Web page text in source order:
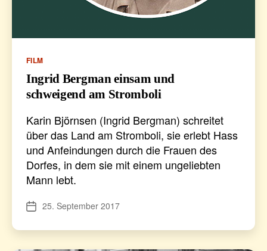
Kategorien
FILM
Ingrid Bergman einsam und
schweigend am Stromboli
Karin Björnsen (Ingrid Bergman) schreitet
über das Land am Stromboli, sie erlebt Hass
und Anfeindungen durch die Frauen des
Dorfes, in dem sie mit einem ungeliebten
Mann lebt.
Veröffentlichungsdatum
25. September 2017